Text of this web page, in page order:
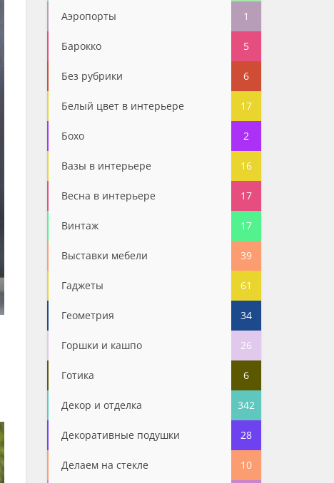
Аэропорты 1
Барокко 5
Без рубрики 6
Белый цвет в интерьере 17
Бохо 2
Вазы в интерьере 16
Весна в интерьере 17
Винтаж 17
Выставки мебели 39
Гаджеты 61
Геометрия 34
Горшки и кашпо 26
Готика 6
Декор и отделка 342
Декоративные подушки 28
Делаем на стекле 10